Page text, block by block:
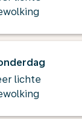
lichte